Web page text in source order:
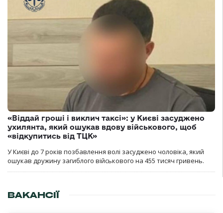
«Віддай гроші і виклич таксі»: у Києві засуджено
ухилянта, який ошукав вдову військового, щоб
«відкупитись від ТЦК»
У Києві до 7 років позбавлення волі засуджено чоловіка, який
ошукав дружину загиблого військового на 455 тисяч гривень.
ВАКАНСІЇ